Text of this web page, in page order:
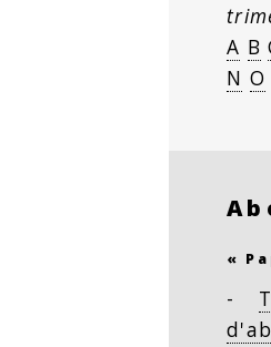
A B
N O
«
-